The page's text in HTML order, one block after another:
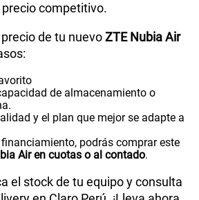
precio competitivo.
de tu nuevoZTE Nubia Air
de almacenamiento o
y el plan que mejor se adapte a
financiamiento, podrás comprar este
Air en cuotas o al contado.
el stock de tu equipo y consulta